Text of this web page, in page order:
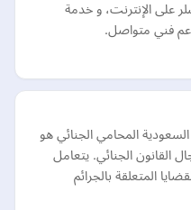
على الإنترنت، و خدمة
فني متواصل.
المحامي الجنائي هو
القانون الجنائي. يتعامل
المتعلقة بالجرائم